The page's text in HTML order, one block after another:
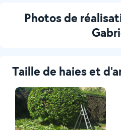
Photos de
Taille de haies et